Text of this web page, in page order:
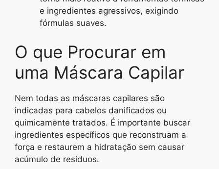
e ingredientes agressivos, exigindo
fórmulas suaves.
O que Procurar em
uma Máscara Capilar
Nem todas as máscaras capilares são
indicadas para cabelos danificados ou
quimicamente tratados. É importante buscar
ingredientes específicos que reconstruam a
força e restaurem a hidratação sem causar
acúmulo de resíduos.